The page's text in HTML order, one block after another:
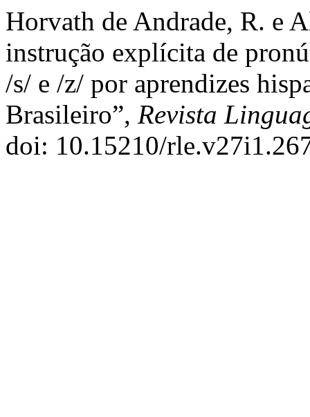
Horvath de Andrade, R. e
instrução explícita de
/s/ e /z/ por aprendizes
Brasileiro”, Revista
doi: 10.15210/